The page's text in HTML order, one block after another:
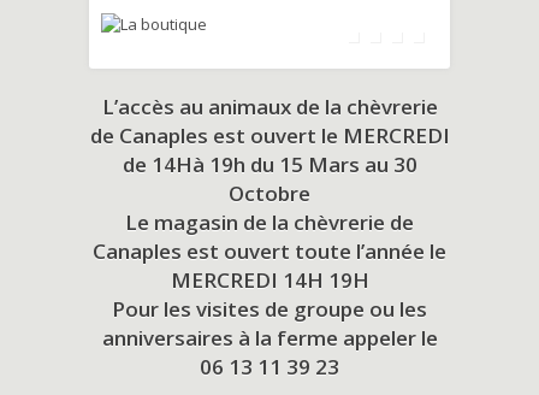
L’accès au animaux de la chèvrerie
de Canaples est ouvert le MERCREDI
de 14Hà 19h du 15 Mars au 30
Octobre
Le magasin de la chèvrerie de
Canaples est ouvert toute l’année le
MERCREDI 14H 19H
Pour les visites de groupe ou les
anniversaires à la ferme appeler le
06 13 11 39 23